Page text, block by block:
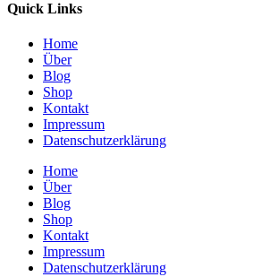
Quick Links
Home
Über
Blog
Shop
Kontakt
Impressum
Datenschutzerklärung
Home
Über
Blog
Shop
Kontakt
Impressum
Datenschutzerklärung